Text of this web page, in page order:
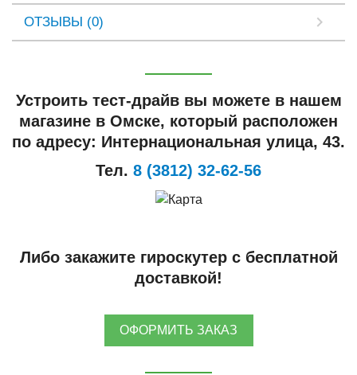
ОТЗЫВЫ (0)
Устроить тест-драйв вы можете в нашем
магазине в Омске, который расположен
по адресу: Интернациональная улица, 43.
Тел. 8 (3812) 32-62-56
Либо закажите гироскутер с бесплатной
доставкой!
ОФОРМИТЬ ЗАКАЗ